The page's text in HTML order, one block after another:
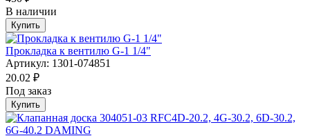
В наличии
Купить
Прокладка к вентилю G-1 1/4"
Артикул: 1301-074851
20.02 ₽
Под заказ
Купить